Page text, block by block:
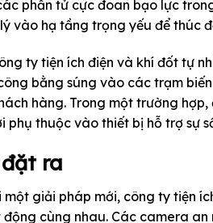
phần tử cực đoan bạo lực
vào hạ tầng trọng yếu để thúc
ty tiện ích điện và khí đốt tự
bằng súng vào các trạm
hàng. Trong một trường
phụ thuộc vào thiết bị hỗ trợ sự
ra
một giải pháp mới, công ty tiện
động cùng nhau. Các camera